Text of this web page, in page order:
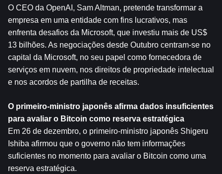
O CEO da OpenAI, Sam Altman, pretende transformar a
empresa em uma entidade com fins lucrativos, mas
enfrenta desafios da Microsoft, que investiu mais de US$
13 bilhões. As negociações desde Outubro centram-se no
capital da Microsoft, no seu papel como fornecedora de
serviços em nuvem, nos direitos de propriedade intelectual
e nos acordos de partilha de receitas.
O primeiro-ministro japonês afirma dados insuficientes
para avaliar o Bitcoin como reserva estratégica
Em 26 de dezembro, o primeiro-ministro japonês Shigeru
Ishiba afirmou que o governo não tem informações
suficientes no momento para avaliar o Bitcoin como uma
reserva estratégica.